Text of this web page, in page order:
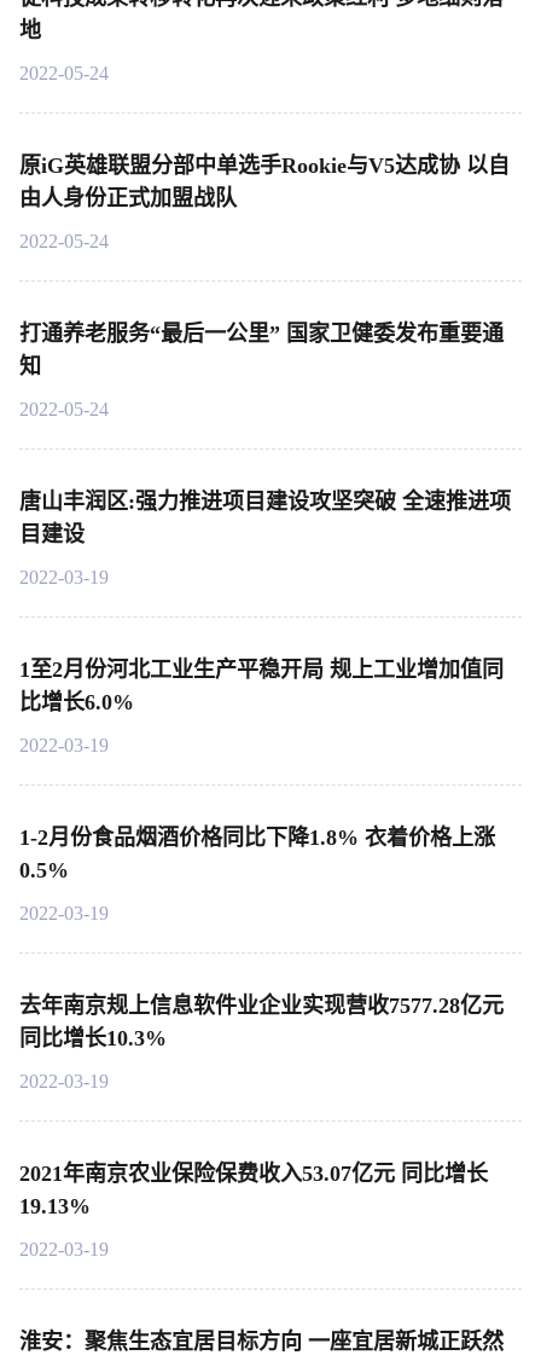
地
2022-05-24
原iG英雄联盟分部中单选手Rookie与V5达成协 以自
由人身份正式加盟战队
2022-05-24
打通养老服务“最后一公里” 国家卫健委发布重要通
知
2022-05-24
唐山丰润区:强力推进项目建设攻坚突破 全速推进项
目建设
2022-03-19
1至2月份河北工业生产平稳开局 规上工业增加值同
比增长6.0%
2022-03-19
1-2月份食品烟酒价格同比下降1.8% 衣着价格上涨
0.5%
2022-03-19
去年南京规上信息软件业企业实现营收7577.28亿元
同比增长10.3%
2022-03-19
2021年南京农业保险保费收入53.07亿元 同比增长
19.13%
2022-03-19
淮安：聚焦生态宜居目标方向 一座宜居新城正跃然